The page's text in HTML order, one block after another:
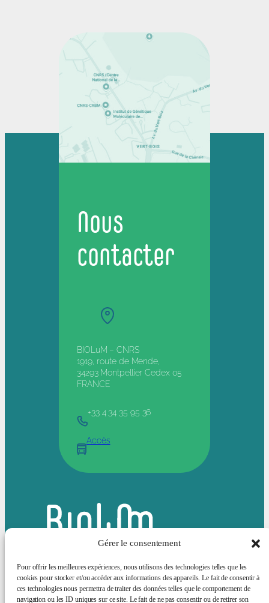
Gérer le consentement
Pour offrir les meilleures expériences, nous utilisons des technologies telles que les
cookies pour stocker et/ou accéder aux informations des appareils. Le fait de consentir à
ces technologies nous permettra de traiter des données telles que le comportement de
navigation ou les ID uniques sur ce site. Le fait de ne pas consentir ou de retirer son
Nous
contacter
BIOLuM – CNRS
1919, route de Mende,
34293 Montpellier Cedex 05
FRANCE
+33 4 34 35 95 36
Accès
Bluesky
LinkedIn